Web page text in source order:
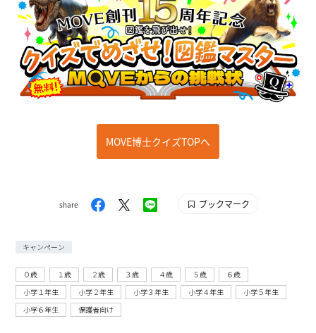
MOVE博士クイズTOPへ
share ブックマーク
キャンペーン
０歳 １歳 ２歳 ３歳 ４歳 ５歳
６歳
小学１年生
小学２年生 小学３年生 小学４年生
小学５年生
小学６年生
保護者向け